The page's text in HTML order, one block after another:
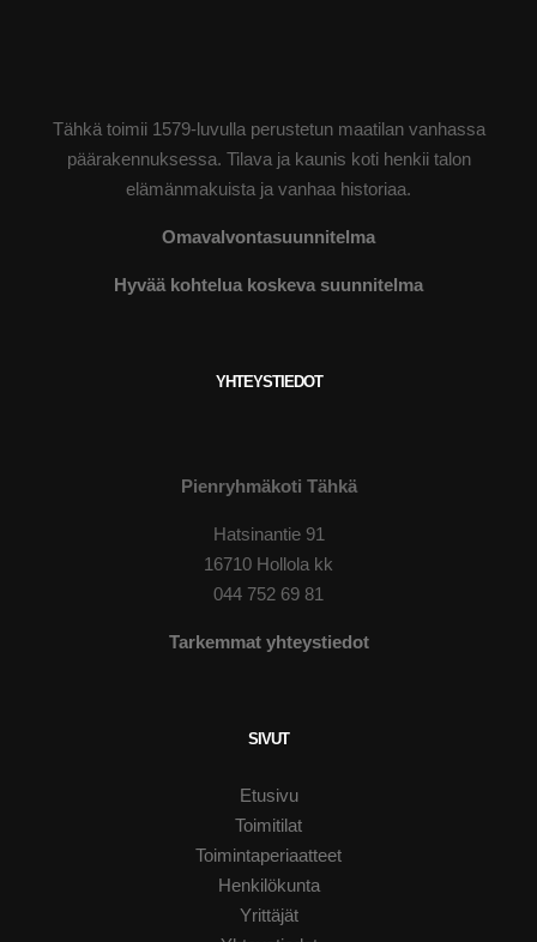
Tähkä toimii 1579-luvulla perustetun maatilan vanhassa
päärakennuksessa. Tilava ja kaunis koti henkii talon
elämänmakuista ja vanhaa historiaa.
Omavalvontasuunnitelma
Hyvää kohtelua koskeva suunnitelma
YHTEYSTIEDOT
Pienryhmäkoti Tähkä
Hatsinantie 91
16710 Hollola kk
044 752 69 81
Tarkemmat yhteystiedot
SIVUT
Etusivu
Toimitilat
Toimintaperiaatteet
Henkilökunta
Yrittäjät